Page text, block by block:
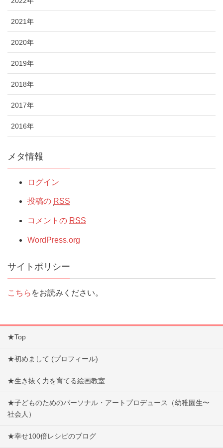
2021年
2020年
2019年
2018年
2017年
2016年
メタ情報
ログイン
投稿の RSS
コメントの RSS
WordPress.org
サイトポリシー
こちら をお読みください。
★Top
★初めまして (プロフィール)
★生き抜く力を育てる絵画教室
★子どものためのパーソナル・アートプロデュース（幼稚園生〜
社会人）
★幸せ100倍レシピのブログ